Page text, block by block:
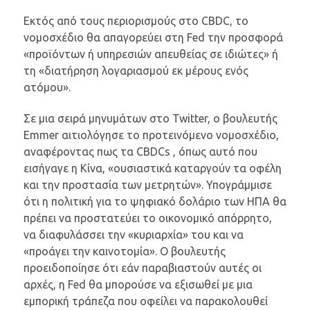
Εκτός από τους περιορισμούς στο CBDC, το
νομοσχέδιο θα απαγορεύει στη Fed την προσφορά
«προϊόντων ή υπηρεσιών απευθείας σε ιδιώτες» ή
τη «διατήρηση λογαριασμού εκ μέρους ενός
ατόμου».
Σε μια σειρά μηνυμάτων στο Twitter, ο βουλευτής
Emmer αιτιολόγησε το προτεινόμενο νομοσχέδιο,
αναφέροντας πως τα CBDCs , όπως αυτό που
εισήγαγε η Κίνα, «ουσιαστικά καταργούν τα οφέλη
και την προστασία των μετρητών». Υπογράμμισε
ότι η πολιτική για το ψηφιακό δολάριο των ΗΠΑ θα
πρέπει να προστατεύει το οικονομικό απόρρητο,
να διαφυλάσσει την «κυριαρχία» του και να
«προάγει την καινοτομία». Ο βουλευτής
προειδοποίησε ότι εάν παραβιαστούν αυτές οι
αρχές, η Fed θα μπορούσε να εξισωθεί με μια
εμπορική τράπεζα που οφείλει να παρακολουθεί